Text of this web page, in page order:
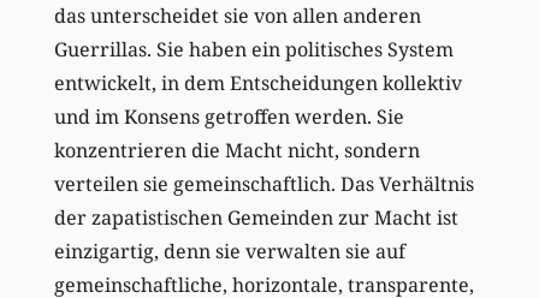
das unterscheidet sie von allen anderen
Guerrillas. Sie haben ein politisches System
entwickelt, in dem Entscheidungen kollektiv
und im Konsens getroffen werden. Sie
konzentrieren die Macht nicht, sondern
verteilen sie gemeinschaftlich. Das Verhältnis
der zapatistischen Gemeinden zur Macht ist
einzigartig, denn sie verwalten sie auf
gemeinschaftliche, horizontale, transparente,